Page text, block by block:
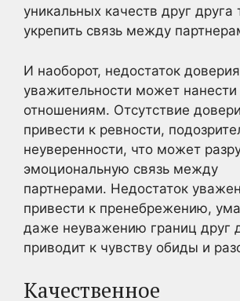
уникальных качеств друг
укрепить связь между
И наоборот, недостаток
уважительности может
отношениям. Отсутствие
привести к ревности,
неуверенности, что может
эмоциональную связь между
партнерами. Недостаток
привести к пренебрежению,
даже неуважению границ друг
приводит к чувству обиды и
Качественное